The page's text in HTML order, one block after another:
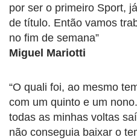
por ser o primeiro Sport,
de título. Então vamos
no fim de semana”
Miguel Mariotti
“O quali foi, ao mesmo
com um quinto e um
todas as minhas voltas
não conseguia baixar o